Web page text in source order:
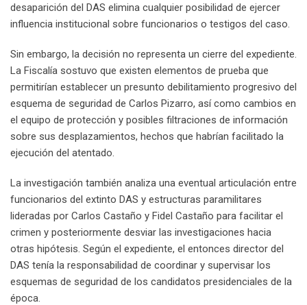
desaparición del DAS elimina cualquier posibilidad de ejercer
influencia institucional sobre funcionarios o testigos del caso.
Sin embargo, la decisión no representa un cierre del expediente.
La Fiscalía sostuvo que existen elementos de prueba que
permitirían establecer un presunto debilitamiento progresivo del
esquema de seguridad de Carlos Pizarro, así como cambios en
el equipo de protección y posibles filtraciones de información
sobre sus desplazamientos, hechos que habrían facilitado la
ejecución del atentado.
La investigación también analiza una eventual articulación entre
funcionarios del extinto DAS y estructuras paramilitares
lideradas por Carlos Castaño y Fidel Castaño para facilitar el
crimen y posteriormente desviar las investigaciones hacia
otras hipótesis. Según el expediente, el entonces director del
DAS tenía la responsabilidad de coordinar y supervisar los
esquemas de seguridad de los candidatos presidenciales de la
época.